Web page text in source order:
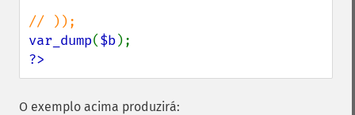
var_dump($b
?>
O exemplo acima produzirá: